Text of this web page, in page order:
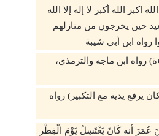
{البقرة: 185}. وصفة التكبير: الله اكبر الله أكبر لا إله إلا الله
حين يخرجون من منازلهم
رواه ابن أبي شيبة
رواه ابن ماجه والترمذي،
يرفع يديه مع التكبير) رواه
عُمَرَ أنه كَانَ يَغْتَسِلُ يَوْمَ الْفِطْرِ